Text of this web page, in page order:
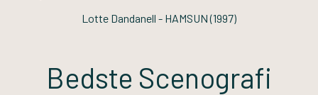
Lotte Dandanell - HAMSUN(1997)
Bedste Scenografi